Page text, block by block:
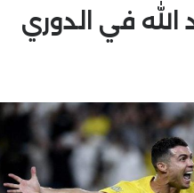
في الدوري